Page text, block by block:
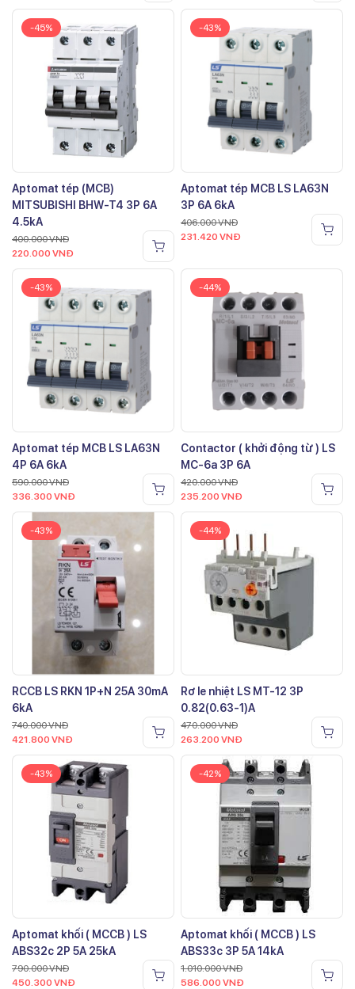
-45%
Aptomat tép (MCB)
MITSUBISHI BHW-T4 3P 6A
4.5kA
400.000VNĐ
220.000 VNĐ
-43%
Aptomat tép MCB LS LA63N
3P 6A 6kA
406.000VNĐ
231.420 VNĐ
-43%
Aptomat tép MCB LS LA63N
4P 6A 6kA
590.000VNĐ
336.300 VNĐ
-44%
Contactor ( khởi động từ ) LS
MC-6a 3P 6A
420.000VNĐ
235.200 VNĐ
-43%
RCCB LS RKN 1P+N 25A 30mA
6kA
740.000VNĐ
421.800 VNĐ
-44%
Rơ le nhiệt LS MT-12 3P
0.82(0.63-1)A
470.000VNĐ
263.200 VNĐ
-43%
Aptomat khối ( MCCB ) LS
ABS32c 2P 5A 25kA
790.000VNĐ
450.300 VNĐ
-42%
Aptomat khối ( MCCB ) LS
ABS33c 3P 5A 14kA
1.010.000VNĐ
586.000 VNĐ